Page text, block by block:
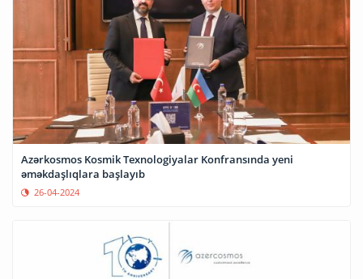
Azərkosmos Kosmik Texnologiyalar Konfransında yeni
əməkdaşlıqlara başlayıb
26-04-2024